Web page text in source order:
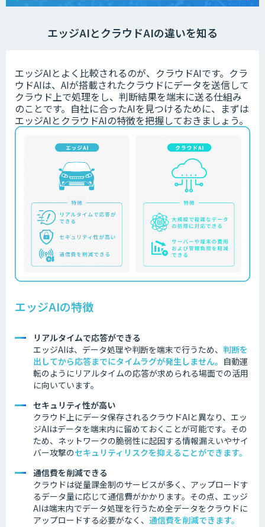
エッジAIとクラウドAIの違いを知る
エッジAIとよく比較されるのが、クラウドAIです。クラ
ウドAIは、AIが搭載されたクラウドにデータを送信して
クラウド上で処理をし、判断結果を端末に送る仕組み
のことです。自社に合ったAIを見つけるために、まずは
エッジAIとクラウドAIの特徴を把握しておきましょう。
エッジAIの特徴
リアルタイムで応答ができる
エッジAIは、データ処理や判断を端末で行うため、 判断を
出してから応答までにタイムラグが発生しません。 自動運
転のようにリアルタイムの応答が求められる場面での活用
に向いています。
セキュリティ性が高い
クラウド上にデータ保存されるクラウドAIと異なり、エッ
ジAIはデータを端末内に留めておくことが可能です。その
ため、ネットワークの脆弱性に起因する情報漏えいやサイ
バー攻撃のセキュリティリスクを抑えることができます。
通信費を削減できる
クラウドは従量課金制のサービスが多く、アップロードす
るデータ量に応じて通信費がかかります。その点、エッジ
AIは端末内でデータ処理を行うため全データをクラウドに
アップロードする必要がなく、 通信費を削減できます。